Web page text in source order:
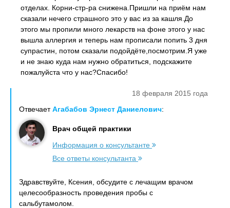
отделах. Корни-стр-ра снижена.Пришли на приём нам
сказали нечего страшного это у вас из за кашля.До
этого мы пропили много лекарств на фоне этого у нас
вышла аллергия и теперь нам прописали попить 3 дня
супрастин, потом сказали подойдёте,посмотрим.Я уже
и не знаю куда нам нужно обратиться, подскажите
пожалуйста что у нас?Спасибо!
18 февраля 2015 года
ОтвечаетАгабабов Эрнест Даниелович:
Врач общей практики
Информация о консультанте
Все ответы консультанта
Здравствуйте, Ксения, обсудите с лечащим врачом
целесообразность проведения пробы с
сальбутамолом.